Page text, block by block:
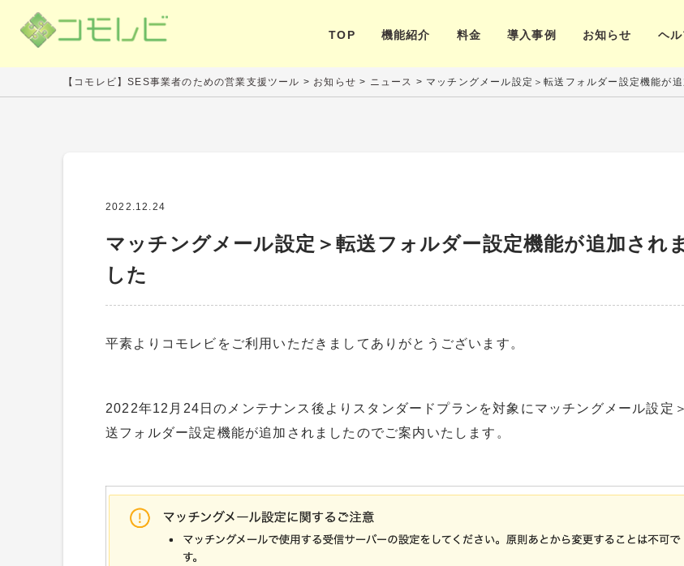
TOP 機能紹介 料金 導入事例 お知らせ ヘ
【コモレビ】SES事業者のための営業支援ツール > お知らせ > ニュース > マッチングメール設定＞転送フォルダー設定機能が
2022.12.24
マッチングメール設定＞転送フォルダー設定機能が追加されま
した
平素よりコモレビをご利用いただきましてありがとうございます。
2022年12月24日のメンテナンス後よりスタンダードプランを対象にマッチングメール設定
送フォルダー設定機能が追加されましたのでご案内いたします。